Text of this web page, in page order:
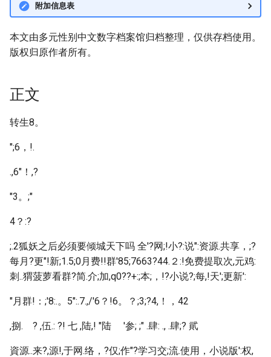
附加信息表
本文由多元性别中文数字档案馆归档整理，仅供存档使用。
版权归原作者所有。
正文
转生8。
";6，!.
.,6"！,?
"3。;"
4？:?
;.2狐妖之后必须要倾城天下吗 全'?网;!小?:说":资源.共享，;?
每月?更"!新;1.5;0月费!!群'85;7663?44.２:!免费提取次,元鸡:
刺..猬菠萝看群?简.介;加,q0??+:;本;，!?小说?;每,!天';更新':
"月群!：;'8:.。5":.7.,/'6？!6。？;3;?4,！，42
,捌. ? ,伍.: ?! 七 ,陆,! "陆 '参; ;" .肆: ., .肆;? 貮
資源..来?,源!,于网.络，?仅;作"?学习交;流.使用，小说版':权,